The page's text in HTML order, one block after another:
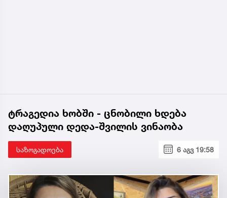
ტრაგედია ხობში - ცნობილი ხდება
დაღუპული დედა-შვილის ვინაობა
საზოგადოება 6 აგვ 19:58